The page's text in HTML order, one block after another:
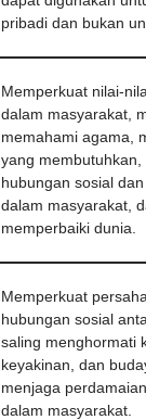
pribadi dan bukan
Memperkuat nilai-
dalam masyarakat,
memahami agama,
yang
hubungan sosial
dalam masyarakat,
memperbaiki dunia.
Memperkuat
hubungan sosial
saling menghormati
keyakinan, dan
menjaga
dalam masyarakat.